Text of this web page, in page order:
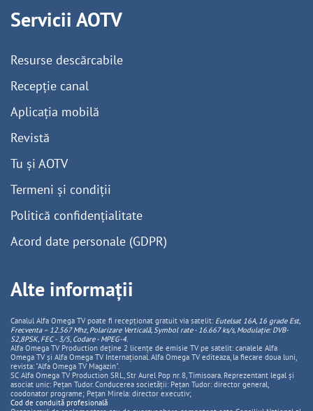
Servicii AOTV
Resurse descărcabile
Recepție canal
Aplicația mobilă
Revistă
Tu și AOTV
Termeni și condiții
Politică confidențialitate
Acord date personale (GDPR)
Alte informații
Canalul Alfa Omega TV poate fi recepționat gratuit via satelit: Eutelsat 16A, 16 grade Est,
Frecventa – 12.567 Mhz, PolarizareVerticală, Symbol rate - 16.667 ks/s, Modulație: DVB-
S2,8PSK, FEC - 3/5, Codare - MPEG-4.
Alfa Omega TV Production deține 2 licențe de emisie TV pe satelit: canalele Alfa
Omega TV și Alfa Omega TV Internațional. Alfa Omega TV editeaza, la fiecare doua luni,
revista: "Alfa Omega TV Magazin".
SC Alfa Omega TV Production SRL, Str Aurel Pop nr. 8, Timisoara. Reprezentant legal și
asociat unic: Pețan Tudor. Conducerea societății: Pețan Tudor: director general,
coodonator programe; Pețan Mirela: director executiv;
Cod de conduită profesională